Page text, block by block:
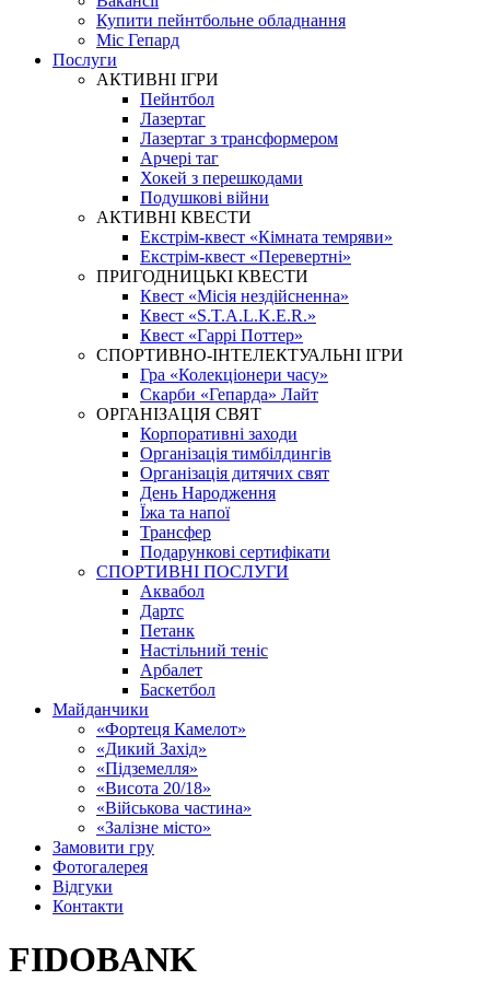
Купити пейнтбольне обладнання
Міс Гепард
Послуги
АКТИВНІ ІГРИ
Пейнтбол
Лазертаг
Лазертаг з трансформером
Арчері таг
Хокей з перешкодами
Подушкові війни
АКТИВНІ КВЕСТИ
Екстрім-квест «Кімната темряви»
Екстрім-квест «Перевертні»
ПРИГОДНИЦЬКІ КВЕСТИ
Квест «Місія нездійсненна»
Квест «S.T.A.L.K.E.R.»
Квест «Гаррі Поттер»
СПОРТИВНО-ІНТЕЛЕКТУАЛЬНІ ІГРИ
Гра «Колекціонери часу»
Скарби «Гепарда» Лайт
ОРГАНІЗАЦІЯ СВЯТ
Корпоративні заходи
Організація тимбілдингів
Організація дитячих свят
День Народження
Їжа та напої
Трансфер
Подарункові сертифікати
СПОРТИВНІ ПОСЛУГИ
Аквабол
Дартс
Петанк
Настільний теніс
Арбалет
Баскетбол
Майданчики
«Фортеця Камелот»
«Дикий Захід»
«Підземелля»
«Висота 20/18»
«Військова частина»
«Залізне місто»
Замовити гру
Фотогалерея
Відгуки
Контакти
FIDOBANK